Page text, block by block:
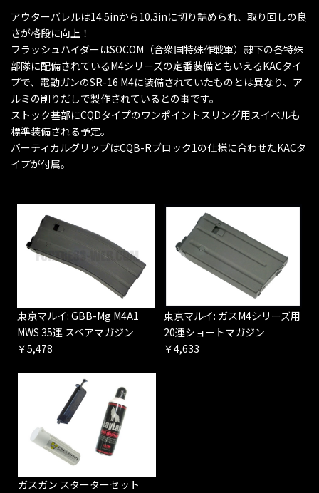
アウターバレルは14.5inから10.3inに切り詰められ、取り回しの良
さが格段に向上！
フラッシュハイダーはSOCOM（合衆国特殊作戦軍）隷下の各特殊
部隊に配備されているM4シリーズの定番装備ともいえるKACタイ
プで、電動ガンのSR-16 M4に装備されていたものとは異なり、ア
ルミの削りだしで製作されているとの事です。
ストック基部にCQDタイプのワンポイントスリング用スイベルも
標準装備される予定。
バーティカルグリップはCQB-Rブロック1の仕様に合わせたKACタ
イプが付属。
東京マルイ: GBB-Mg M4A1
MWS 35連 スペアマガジン
￥5,478
東京マルイ: ガスM4シリーズ用
20連ショートマガジン
￥4,633
ガスガン スターターセット